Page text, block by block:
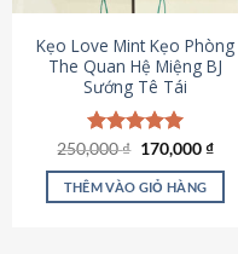
Kẹo Love Mint Kẹo Phòng
The Quan Hệ Miệng BJ
Sướng Tê Tái
Được xếp
hạng5.00
5 sao
250,000₫ Giá
là:
250,000 ₫.
170,000₫Giá
tại
THÊM VÀO GIỎ HÀNG